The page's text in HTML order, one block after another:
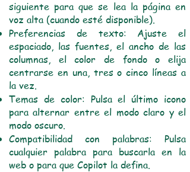
siguiente para que se lea la página en
voz alta (cuando esté disponible).
Preferencias de texto: Ajuste el
espaciado, las fuentes, el ancho de las
columnas, el color de fondo o elija
centrarse en una, tres o cinco líneas a
la vez.
Temas de color: Pulsa el último icono
para alternar entre el modo claro y el
modo oscuro.
Compatibilidad con palabras: Pulsa
cualquier palabra para buscarla en la
web o para que Copilot la defina.